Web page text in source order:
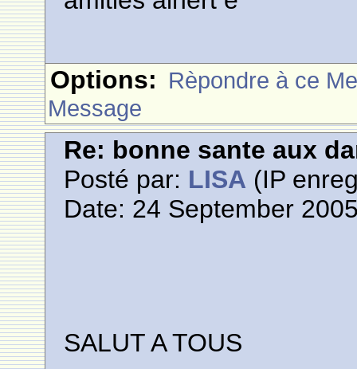
Options: Rèpondre à ce
Message
Re: bonne sante aux
Posté par: LISA (IP
Date: 24 September
SALUT A TOUS